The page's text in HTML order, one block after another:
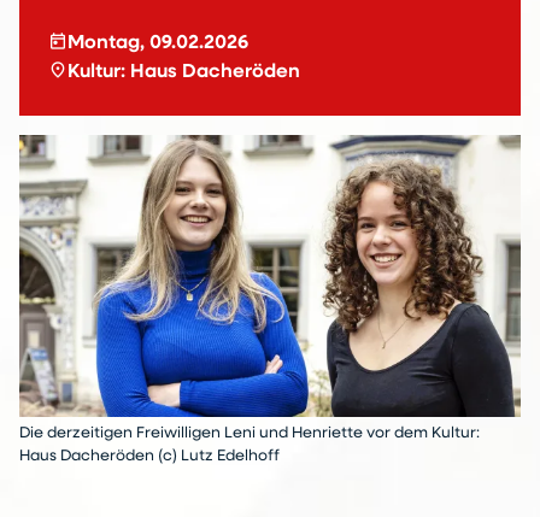
today Montag, 09.02.2026
location_on Kultur: Haus Dacheröden
Die derzeitigen Freiwilligen Leni und Henriette vor dem Kultur:
Haus Dacheröden (c) Lutz Edelhoff